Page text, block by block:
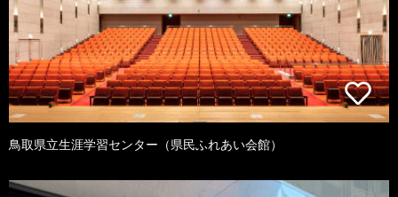
鳥取県立生涯学習センター（県民ふれあい会館）